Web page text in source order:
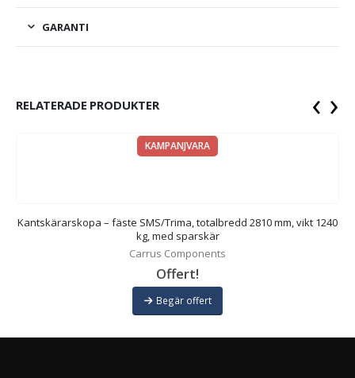
GARANTI
RELATERADE PRODUKTER
KAMPANJVARA
Kantskärarskopa – fäste SMS/Trima, totalbredd 2810 mm, vikt 1240
kg, med sparskär
Carrus Components
Offert!
Begär offert
‹ ›